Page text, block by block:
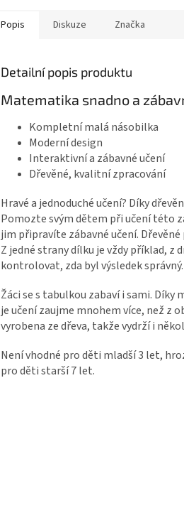
Popis Diskuze Značka
Detailní popis produktu
Matematika snadno a
Kompletní malá násobilka
Moderní design
Interaktivní a zábavné učení
Dřevěné, kvalitní zpracování
Hravé a jednoduché učení? Díky
Pomozte svým dětem při učení této
jim připravíte zábavné učení.
Z jedné strany dílku je vždy příklad, z
kontrolovat, zda byl výsledek správný.
Žáci se s tabulkou zabaví i sami.
je učení zaujme mnohem více, než z
vyrobena ze dřeva, takže vydrží i
Není vhodné pro děti mladší 3 let,
pro děti starší 7 let.